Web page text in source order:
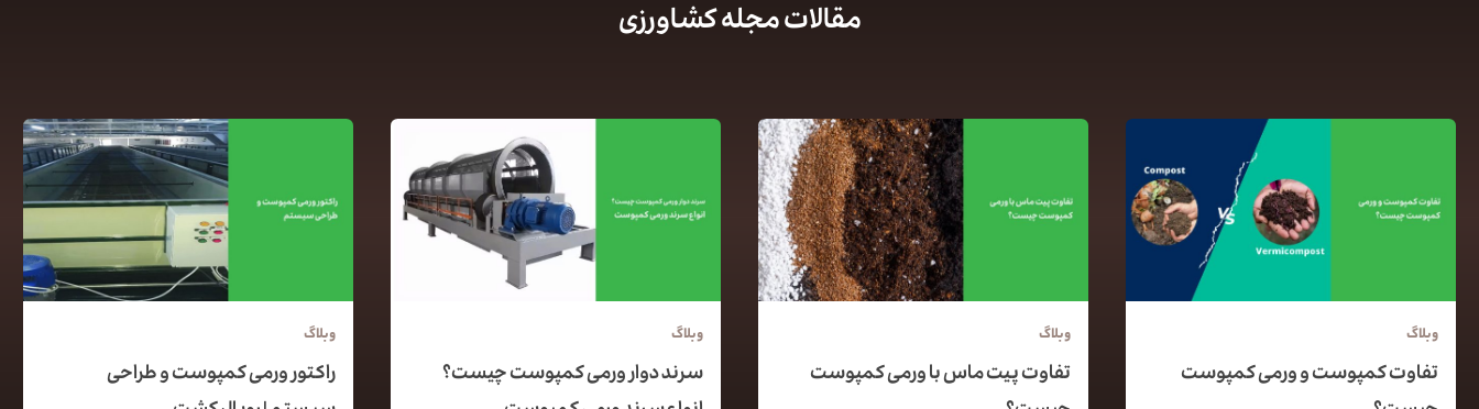
مقالات مجله کشاورزی
وبلاگ
تفاوت کمپوست و ورمی کمپوست
وبلاگ
تفاوت پیت ماس با ورمی کمپوست
وبلاگ
سرند دوار ورمی کمپوست چیست؟
وبلاگ
راکتور ورمی کمپوست و طراحی